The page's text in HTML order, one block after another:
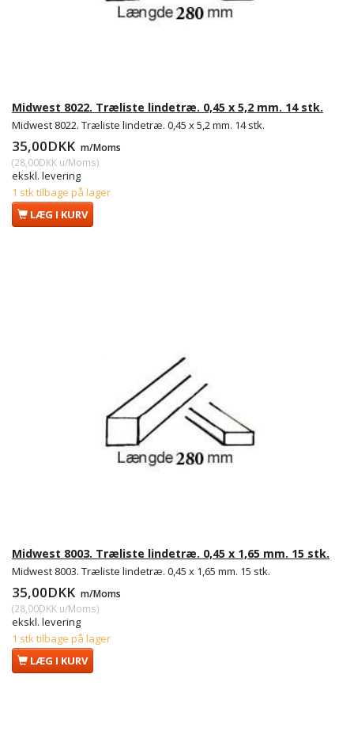
Midwest 8022. Træliste lindetræ. 0,45 x 5,2 mm. 14 stk.
Midwest 8022. Træliste lindetræ. 0,45 x 5,2 mm. 14 stk.
35,00DKK m/Moms
(28,00DKK u/Moms)
ekskl. levering
1 stk tilbage på lager
LÆG I KURV
Midwest 8003. Træliste lindetræ. 0,45 x 1,65 mm. 15 stk.
Midwest 8003. Træliste lindetræ. 0,45 x 1,65 mm. 15 stk.
35,00DKK m/Moms
(28,00DKK u/Moms)
ekskl. levering
1 stk tilbage på lager
LÆG I KURV